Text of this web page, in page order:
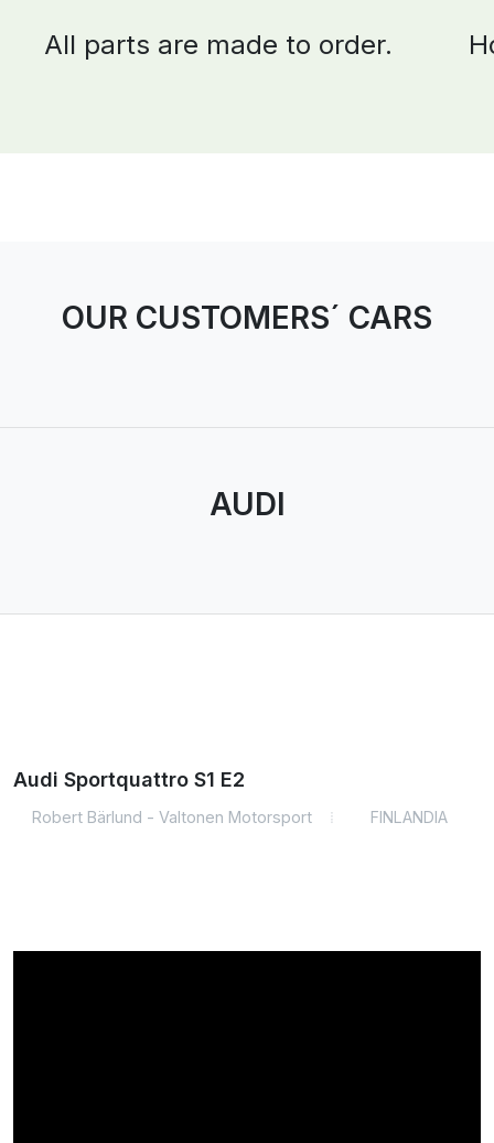
parts are made to order. How
OUR CUSTOMERS´ CARS
AUDI
Audi Sportquattro S1 E2
Robert Bärlund - Valtonen Motorsport FINLANDIA